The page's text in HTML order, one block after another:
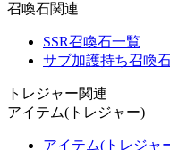
召喚石関連
SSR召喚石一覧
サブ加護持ち召喚
トレジャー関連
アイテム(トレジャー)
アイテム(トレジャ